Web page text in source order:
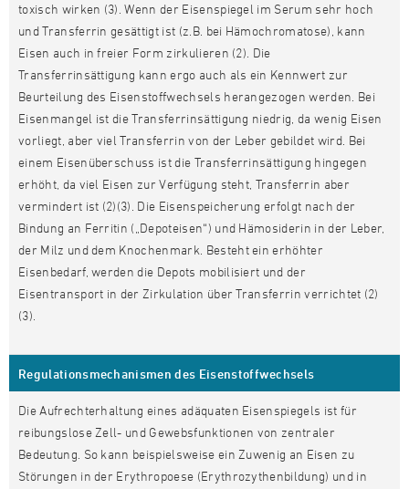
toxisch wirken (3). Wenn der Eisenspiegel im Serum sehr hoch
und Transferrin gesättigt ist (z.B. bei Hämochromatose), kann
Eisen auch in freier Form zirkulieren (2). Die
Transferrinsättigung kann ergo auch als ein Kennwert zur
Beurteilung des Eisenstoffwechsels herangezogen werden. Bei
Eisenmangel ist die Transferrinsättigung niedrig, da wenig Eisen
vorliegt, aber viel Transferrin von der Leber gebildet wird. Bei
einem Eisenüberschuss ist die Transferrinsättigung hingegen
erhöht, da viel Eisen zur Verfügung steht, Transferrin aber
vermindert ist (2)(3). Die Eisenspeicherung erfolgt nach der
Bindung an Ferritin („Depoteisen“) und Hämosiderin in der Leber,
der Milz und dem Knochenmark. Besteht ein erhöhter
Eisenbedarf, werden die Depots mobilisiert und der
Eisentransport in der Zirkulation über Transferrin verrichtet (2)
(3).
Regulationsmechanismen des Eisenstoffwechsels
Die Aufrechterhaltung eines adäquaten Eisenspiegels ist für
reibungslose Zell- und Gewebsfunktionen von zentraler
Bedeutung. So kann beispielsweise ein Zuwenig an Eisen zu
Störungen in der Erythropoese (Erythrozythenbildung) und in